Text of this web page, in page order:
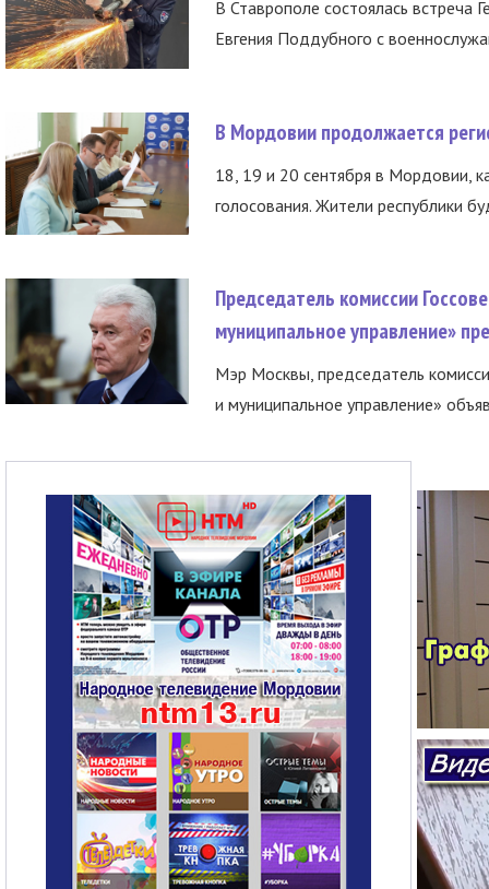
В Ставрополе состоялась встреча
Евгения Поддубного с
В Мордовии продолжается
18, 19 и 20 сентября в Мордовии,
голосования. Жители республики
Председатель комиссии
муниципальное управление»
Мэр Москвы, председатель
и муниципальное управление»